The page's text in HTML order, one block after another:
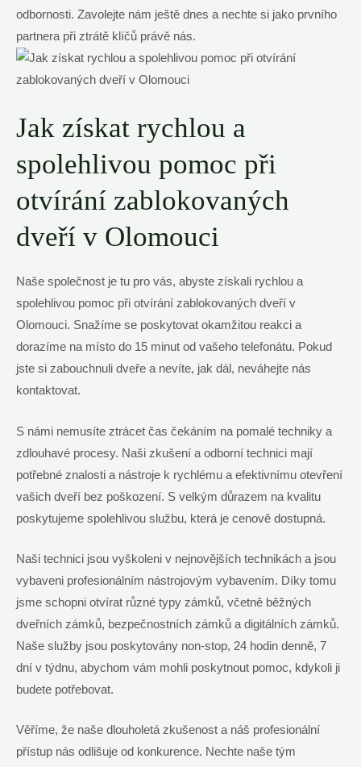
odbornosti. Zavolejte nám ještě dnes a nechte si jako prvního
partnera při ztrátě klíčů právě nás.
Jak získat rychlou a
spolehlivou pomoc při
otvírání zablokovaných
dveří v Olomouci
Naše společnost je tu pro vás, abyste získali rychlou a
spolehlivou pomoc při otvírání zablokovaných dveří v
Olomouci. Snažíme se poskytovat okamžitou reakci a
dorazíme na místo do 15 minut od vašeho telefonátu. Pokud
jste si zabouchnuli dveře a nevíte, jak dál, neváhejte nás
kontaktovat.
S námi nemusíte ztrácet čas čekáním na pomalé techniky a
zdlouhavé procesy. Naši zkušení a odborní technici mají
potřebné znalosti a nástroje k rychlému a efektivnímu otevření
vašich dveří bez poškození. S velkým důrazem na kvalitu
poskytujeme spolehlivou službu, která je cenově dostupná.
Naši technici jsou vyškoleni v nejnovějších technikách a jsou
vybaveni profesionálním nástrojovým vybavením. Díky tomu
jsme schopni otvírat různé typy zámků, včetně běžných
dveřních zámků, bezpečnostních zámků a digitálních zámků.
Naše služby jsou poskytovány non-stop, 24 hodin denně, 7
dní v týdnu, abychom vám mohli poskytnout pomoc, kdykoli ji
budete potřebovat.
Věříme, že naše dlouholetá zkušenost a náš profesionální
přístup nás odlišuje od konkurence. Nechte naše tým